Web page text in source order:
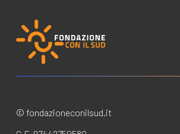
© fondazioneconilsud.it